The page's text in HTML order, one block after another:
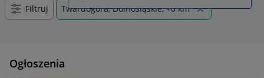
Filtruj Twardogóra, Dolnośląskie, +0 km
Ogłoszenia